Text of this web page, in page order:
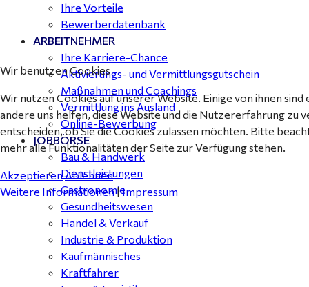
Ihre Vorteile
Bewerberdatenbank
ARBEITNEHMER
Ihre Karriere-Chance
Aktivierungs- und Vermittlungsgutschein
Maßnahmen und Coachings
Vermittlung ins Ausland
Online-Bewerbung
JOBBÖRSE
Bau & Handwerk
Dienstleistungen
Gastronomie
Gesundheitswesen
Handel & Verkauf
Industrie & Produktion
Kaufmännisches
Kraftfahrer
Wir benutzen Cookies
Wir nutzen Cookies auf unserer Website. Einige von ihnen
andere uns helfen, diese Website und die Nutzererfahrung zu
entscheiden, ob Sie die Cookies zulassen möchten. Bitte
mehr alle Funktionalitäten der Seite zur Verfügung stehen.
AkzeptierenAblehnen
Weitere Informationen|Impressum